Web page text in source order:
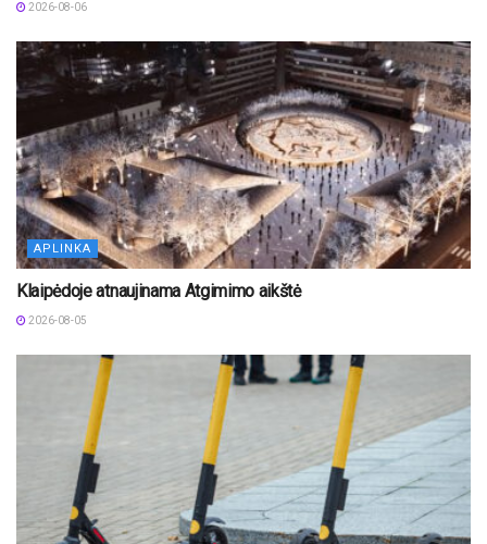
2026-08-06
APLINKA
Klaipėdoje atnaujinama Atgimimo aikštė
2026-08-05